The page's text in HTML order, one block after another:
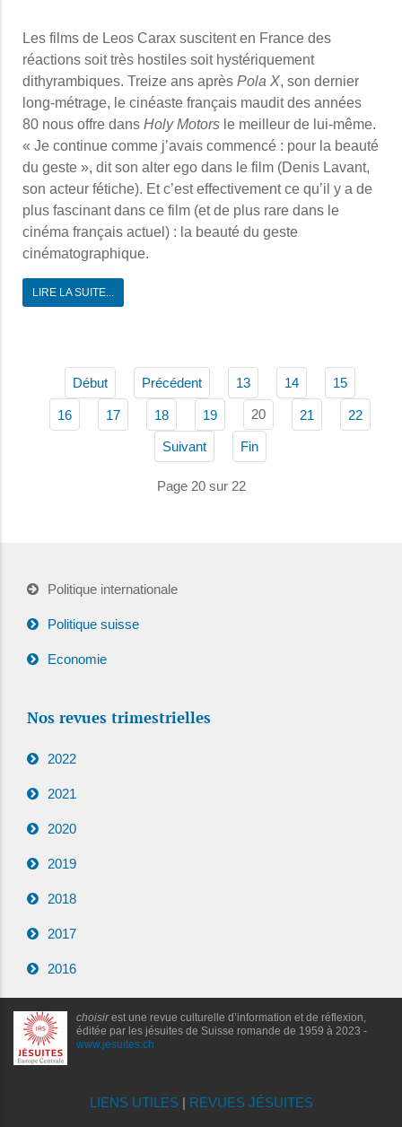
Les films de Leos Carax suscitent en France des
réactions soit très hostiles soit hystériquement
dithyrambiques. Treize ans après Pola X, son dernier
long-métrage, le cinéaste français maudit des années
80 nous offre dans Holy Motors le meilleur de lui-même.
« Je continue comme j’avais commencé : pour la beauté
du geste », dit son alter ego dans le film (Denis Lavant,
son acteur fétiche). Et c’est effectivement ce qu’il y a de
plus fascinant dans ce film (et de plus rare dans le
cinéma français actuel) : la beauté du geste
cinématographique.
LIRE LA SUITE...
Début Précédent 13 14 15
16 17 18 19 20 21 22
Suivant Fin
Page 20 sur 22
Politique internationale
Politique suisse
Economie
Nos revues trimestrielles
2022
2021
2020
2019
2018
2017
2016
choisirest une revue culturelle d’information et de réflexion,
éditée par les jésuites de Suisse romande de 1959 à 2023 -
www.jesuites.ch
LIENS UTILES| REVUES JÉSUITES